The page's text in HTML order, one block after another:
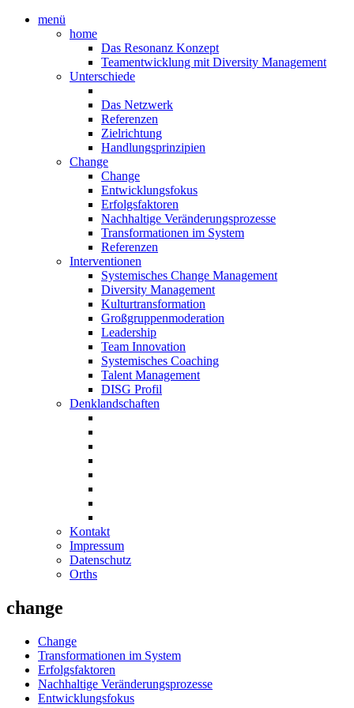
menü
home
Das Resonanz Konzept
Teamentwicklung mit Diversity Management
Unterschiede
Das Netzwerk
Referenzen
Zielrichtung
Handlungsprinzipien
Change
Change
Entwicklungsfokus
Erfolgsfaktoren
Nachhaltige Veränderungsprozesse
Transformationen im System
Referenzen
Interventionen
Systemisches Change Management
Diversity Management
Kulturtransformation
Großgruppenmoderation
Leadership
Team Innovation
Systemisches Coaching
Talent Management
DISG Profil
Denklandschaften
Kontakt
Impressum
Datenschutz
Orths
change
Change
Transformationen im System
Erfolgsfaktoren
Nachhaltige Veränderungsprozesse
Entwicklungsfokus